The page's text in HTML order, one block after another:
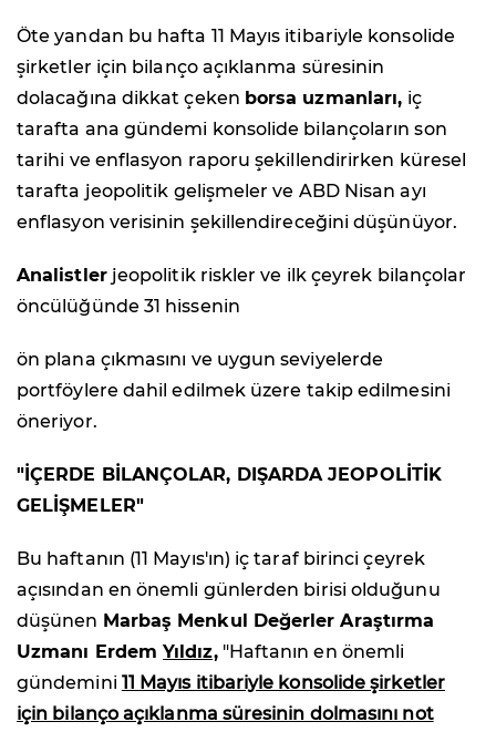
Öte yandan bu hafta 11 Mayıs itibariyle konsolide
şirketler için bilanço açıklanma süresinin
dolacağına dikkat çeken borsa uzmanları, iç
tarafta ana gündemi konsolide bilançoların son
tarihi ve enflasyon raporu şekillendirirken küresel
tarafta jeopolitik gelişmeler ve ABD Nisan ayı
enflasyon verisinin şekillendireceğini düşünüyor.
Analistlerjeopolitik riskler ve ilk çeyrek bilançolar
öncülüğünde 31 hissenin
ön plana çıkmasını ve uygun seviyelerde
portföylere dahil edilmek üzere takip edilmesini
öneriyor.
"İÇERDE BİLANÇOLAR, DIŞARDA JEOPOLİTİK
GELİŞMELER"
Bu haftanın (11 Mayıs'ın) iç taraf birinci çeyrek
açısından en önemli günlerden birisi olduğunu
düşünen Marbaş Menkul Değerler Araştırma
Uzmanı ErdemYıldız,"Haftanın en önemli
gündemini 11 Mayıs itibariyle konsolide şirketler
için bilanço açıklanma süresinin dolmasını not